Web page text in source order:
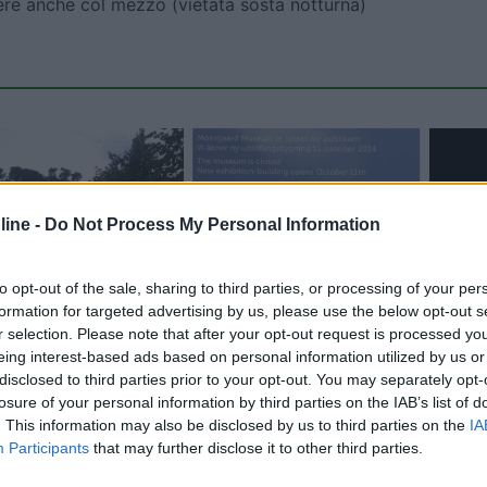
- Do Not Process My Personal Information
opt-out of the sale, sharing to third parties, or processing of your
for targeted advertising by us, please use the below opt-out
selection. Please note that after your opt-out request is processed
interest-based ads based on personal information utilized by us
to third parties prior to your opt-out. You may separately
of your personal information by third parties on the IAB’s list of
This information may also be disclosed by us to third parties on the
Participants that may further disclose it to other third parties.
anche col mezzo (vietata sosta notturna)
Carica foto